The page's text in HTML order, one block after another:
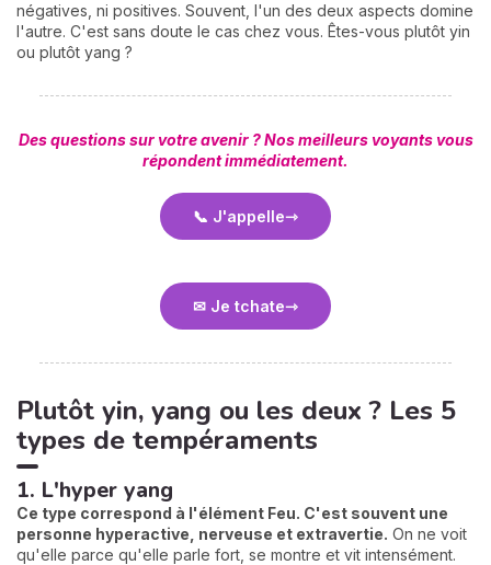
négatives, ni positives. Souvent, l'un des deux aspects domine
l'autre. C'est sans doute le cas chez vous. Êtes-vous plutôt yin
ou plutôt yang ?
Des questions sur votre avenir ? Nos meilleurs voyants vous
répondent immédiatement.
📞 J'appelle
✉ Je tchate
Plutôt yin, yang ou les deux ? Les 5
types de tempéraments
1. L'hyper yang
Ce type correspond à l'élément Feu. C'est souvent une
personne hyperactive, nerveuse et extravertie. On ne voit
qu'elle parce qu'elle parle fort, se montre et vit intensément.